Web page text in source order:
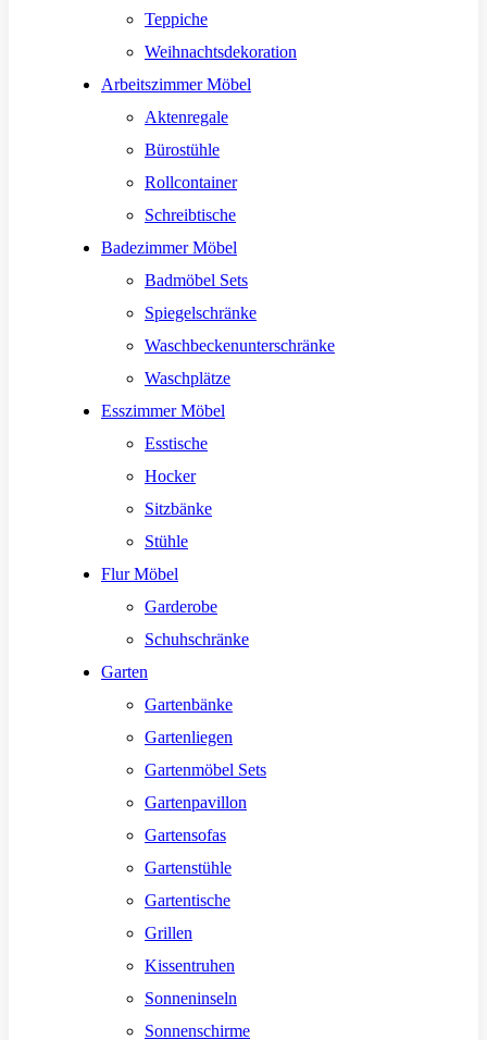
Teppiche
Weihnachtsdekoration
Arbeitszimmer Möbel
Aktenregale
Bürostühle
Rollcontainer
Schreibtische
Badezimmer Möbel
Badmöbel Sets
Spiegelschränke
Waschbeckenunterschränke
Waschplätze
Esszimmer Möbel
Esstische
Hocker
Sitzbänke
Stühle
Flur Möbel
Garderobe
Schuhschränke
Garten
Gartenbänke
Gartenliegen
Gartenmöbel Sets
Gartenpavillon
Gartensofas
Gartenstühle
Gartentische
Grillen
Kissentruhen
Sonneninseln
Sonnenschirme